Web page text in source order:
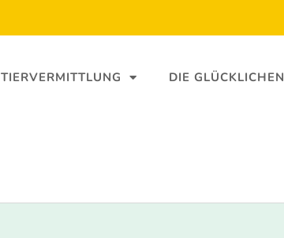
TIERVERMITTLUNG DIE GLÜCKLICHEN